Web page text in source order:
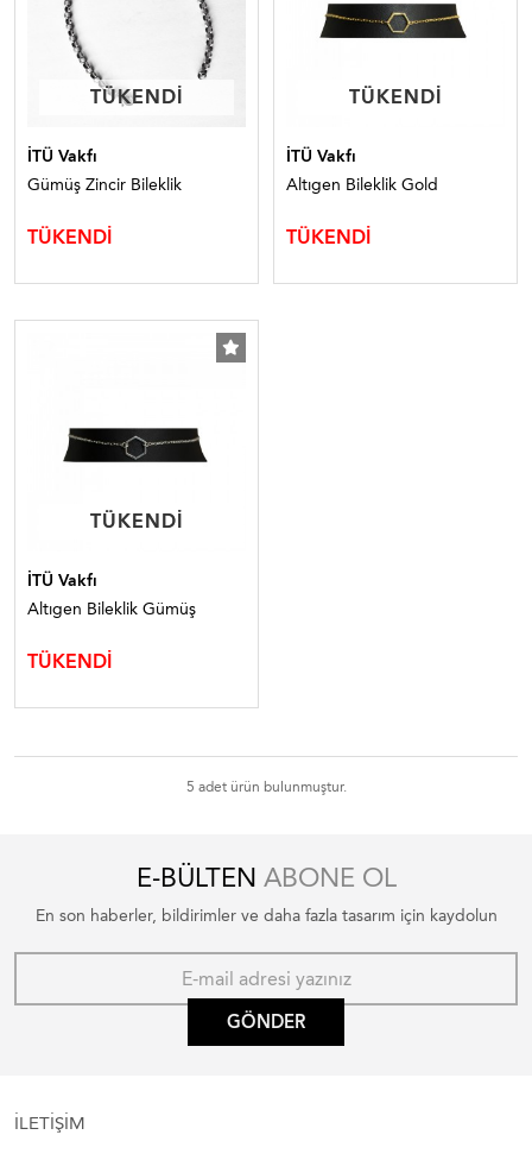
TÜKENDİ
TÜKENDİ
İTÜ Vakfı
Gümüş Zincir Bileklik
TÜKENDİ
TÜKENDİ
TÜKENDİ
İTÜ Vakfı
Altıgen Bileklik Gold
TÜKENDİ
TÜKENDİ
TÜKENDİ
İTÜ Vakfı
Altıgen Bileklik Gümüş
TÜKENDİ
5 adet ürün bulunmuştur.
E-BÜLTEN ABONE OL
En son haberler, bildirimler ve daha fazla tasarım için kaydolun
GÖNDER
İLETİŞİM